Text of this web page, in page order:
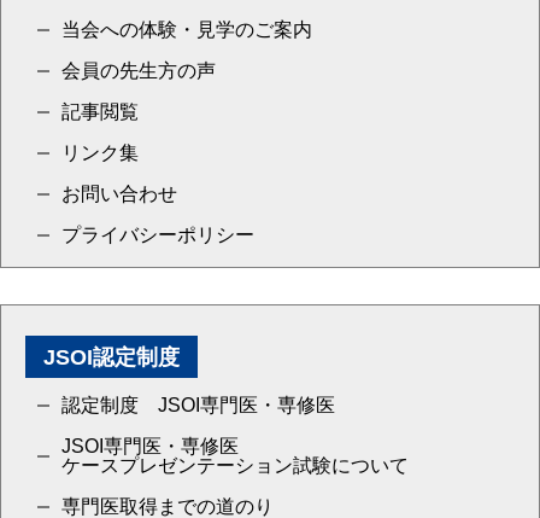
当会への体験・見学のご案内
会員の先生方の声
記事閲覧
リンク集
お問い合わせ
プライバシーポリシー
JSOI認定制度
認定制度 JSOI専門医・専修医
JSOI専門医・専修医
ケースプレゼンテーション試験について
専門医取得までの道のり